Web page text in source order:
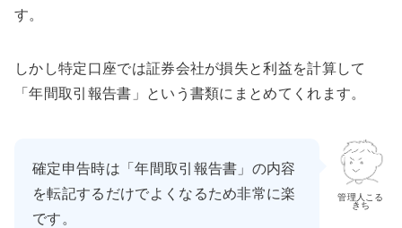
す。
しかし特定口座では証券会社が損失と利益を計算して
「年間取引報告書」という書類にまとめてくれます。
管理人こる
きち
確定申告時は「年間取引報告書」の内容
を転記するだけでよくなるため非常に楽
です。